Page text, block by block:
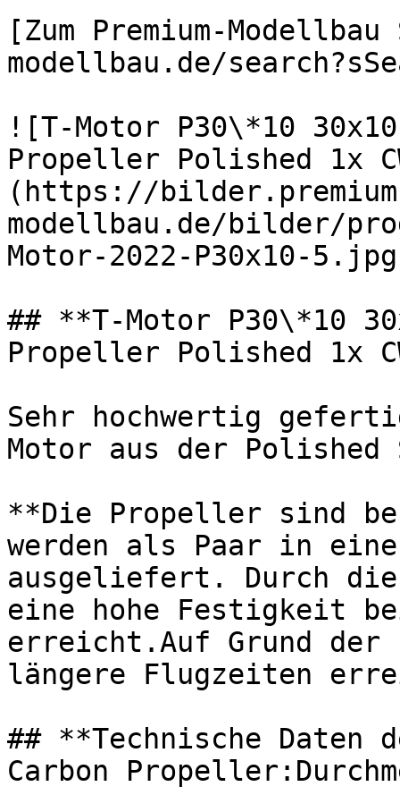
[Zum Premium-
modellbau.de/
![T-Motor P30\*10
Propeller Polished 1x
(https://
modellbau.de/bilder/
Motor-2022-P30x10-
## **T-Motor P30\*10
Propeller Polished 1x
Sehr hochwertig
Motor aus der Polished
**Die Propeller sind
werden als Paar in
ausgeliefert. Durch die
eine hohe Festigkeit
erreicht.Auf Grund
längere Flugzeiten
## **Technische Daten
Carbon